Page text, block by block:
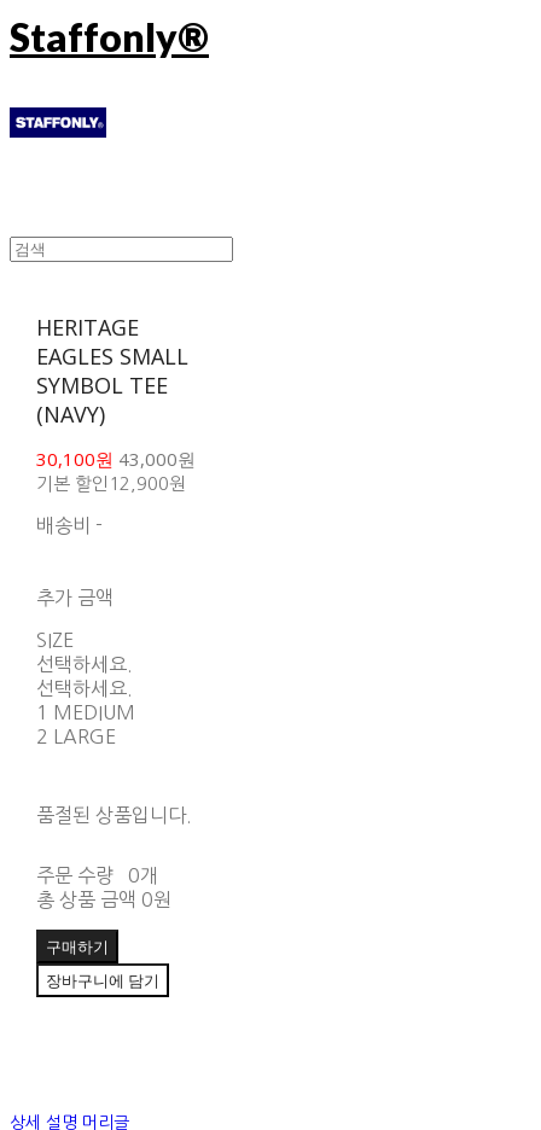
Staffonly®
HERITAGE
EAGLES SMALL
SYMBOL TEE
(NAVY)
30,100원 43,000원
기본 할인 12,900원
배송비 -
추가 금액
SIZE
선택하세요.
선택하세요.
1 MEDIUM
2 LARGE
품절된 상품입니다.
주문 수량
0개
총 상품 금액 0원
구매하기
장바구니에 담기
상세 설명 머리글